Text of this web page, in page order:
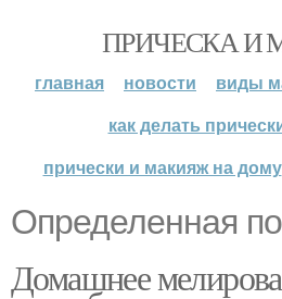
ПРИЧЕСКА И
главная новости
виды
как делать
прически и макияж на дому
Определенная
Домашнее